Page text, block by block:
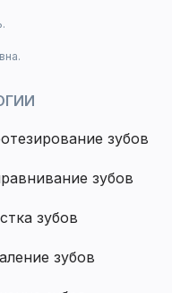
зубов
зубов
зубов
зубов